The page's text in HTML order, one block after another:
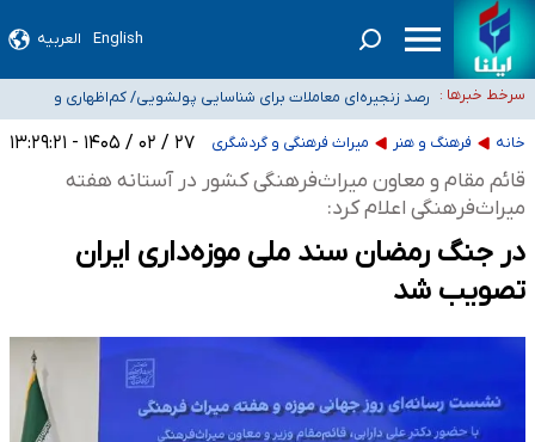
English العربیه
سرخط خبرها :
شیب آسیب‌های اجتماعی در کشور افزایشی است
رصد زنجیره‌ای معاملات برای شناسایی پولشویی/ کم‌اظهاری و
بیش‌اظهاری زیر ذره‌بین مالیاتی«حسین آقایاری» تراستی ابربدهکار کیست؟/ غارت پول نفت کشور با
پاسپورت ایرانی- افغانستانی
آسیب‌های جنگ، صدور گواهینامه موتورسواری زنان را به تأخیر انداخت
درخواست جلسه نمایندگان با رئیس‌جمهور برای تصمیم‌گیری درباره حذف شرکت‌های
پیمانکاری/ مصوبه دولت انتظار مجلس و نیروهای شرکتی را تأمین نکرد
خانه فرهنگ و هنر میراث فرهنگی و گردشگری ۲۷ / ۰۲ / ۱۴۰۵ - ۱۳:۲۹:۲۱
قائم مقام و معاون میراث‌فرهنگی کشور در آستانه هفته
میراث‌فرهنگی اعلام کرد:
در جنگ رمضان سند ملی موزه‌داری ایران
تصویب شد